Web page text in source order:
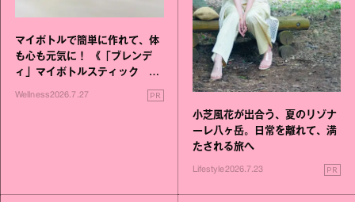
マイボトルで簡単に作れて、体
も心も元気に！ 《「ブレンデ
ィ」マイボトルスティック い
いこと毎日》シリーズが誕生
Wellness2026.7.27 PR
小芝風花が出合う、夏のリゾナ
ーレ八ヶ岳。日常を離れて、満
たされる旅へ
Lifestyle2026.7.23 PR